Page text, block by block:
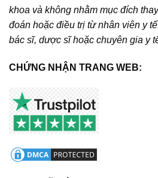
khoa và không nhằm mục đích
đoán hoặc điều trị từ nhân viên y
bác sĩ, dược sĩ hoặc chuyên gia y
CHỨNG NHẬN TRANG WEB: